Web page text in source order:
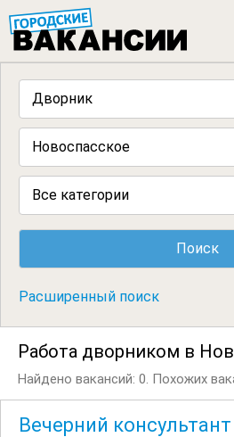
Все категории
Расширенный поиск
Работа дворником в
Найдено вакансий: 0. Похожих
Вечерний